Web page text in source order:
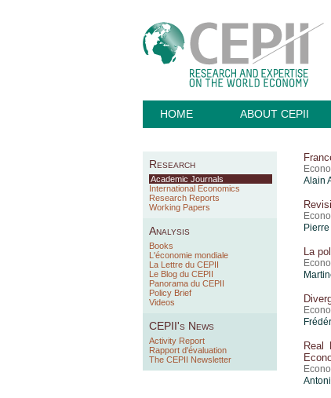
HOME ABOUT CEPII
Research
Academic Journals
International Economics
Research Reports
Working Papers
Analysis
Books
L'économie mondiale
La Lettre du CEPII
Le Blog du CEPII
Panorama du CEPII
Policy Brief
Videos
CEPII's News
Activity Report
Rapport d'évaluation
The CEPII Newsletter
Alain
La
Real